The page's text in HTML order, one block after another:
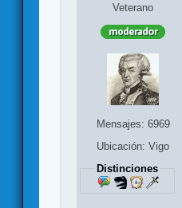
Veterano
Mensajes: 6969
Ubicación: Vigo
Distinciones